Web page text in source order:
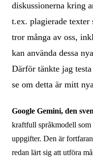
diskussionerna kring
t.ex. plagierade
tror många av oss,
kan använda dessa
Därför tänkte jag
se om detta är mitt
Google Gemini, den
kraftfull språkmodell som
uppgifter. Den är
redan lärt sig att utföra